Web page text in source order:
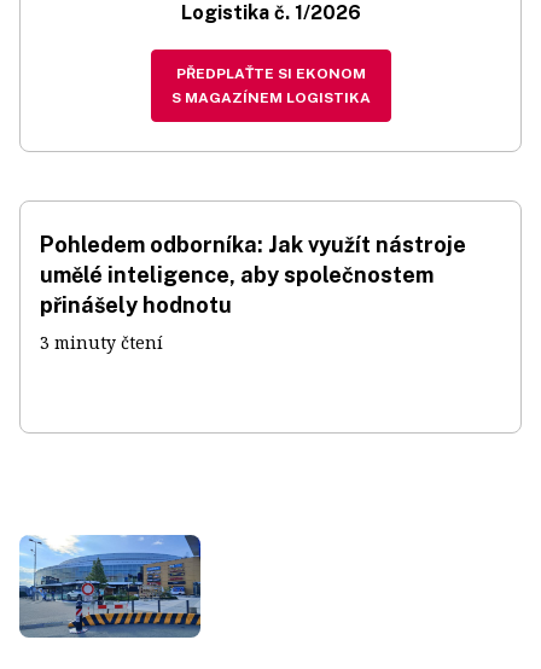
Logistika č. 1/2026
PŘEDPLAŤTE SI EKONOM
S MAGAZÍNEM LOGISTIKA
Pohledem odborníka: Jak využít nástroje
umělé inteligence, aby společnostem
přinášely hodnotu
3 minuty čtení